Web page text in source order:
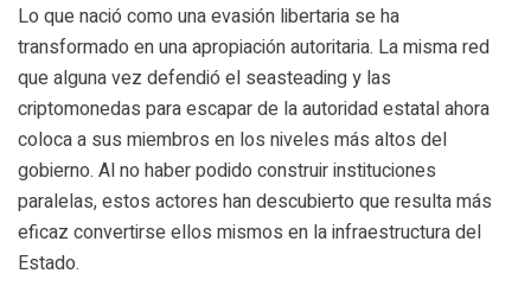
Lo que nació como una evasión libertaria se ha
transformado en una apropiación autoritaria. La misma red
que alguna vez defendió el seasteading y las
criptomonedas para escapar de la autoridad estatal ahora
coloca a sus miembros en los niveles más altos del
gobierno. Al no haber podido construir instituciones
paralelas, estos actores han descubierto que resulta más
eficaz convertirse ellos mismos en la infraestructura del
Estado.